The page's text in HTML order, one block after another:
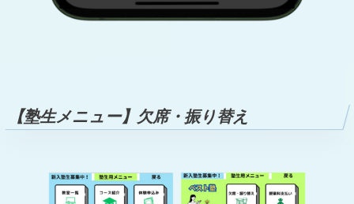
【塾生メニュー】欠席・振り替え